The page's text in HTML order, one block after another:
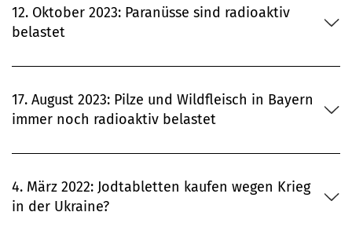
12. Oktober 2023: Paranüsse sind radioaktiv
belastet
17. August 2023: Pilze und Wildfleisch in Bayern
immer noch radioaktiv belastet
4. März 2022: Jodtabletten kaufen wegen Krieg
in der Ukraine?